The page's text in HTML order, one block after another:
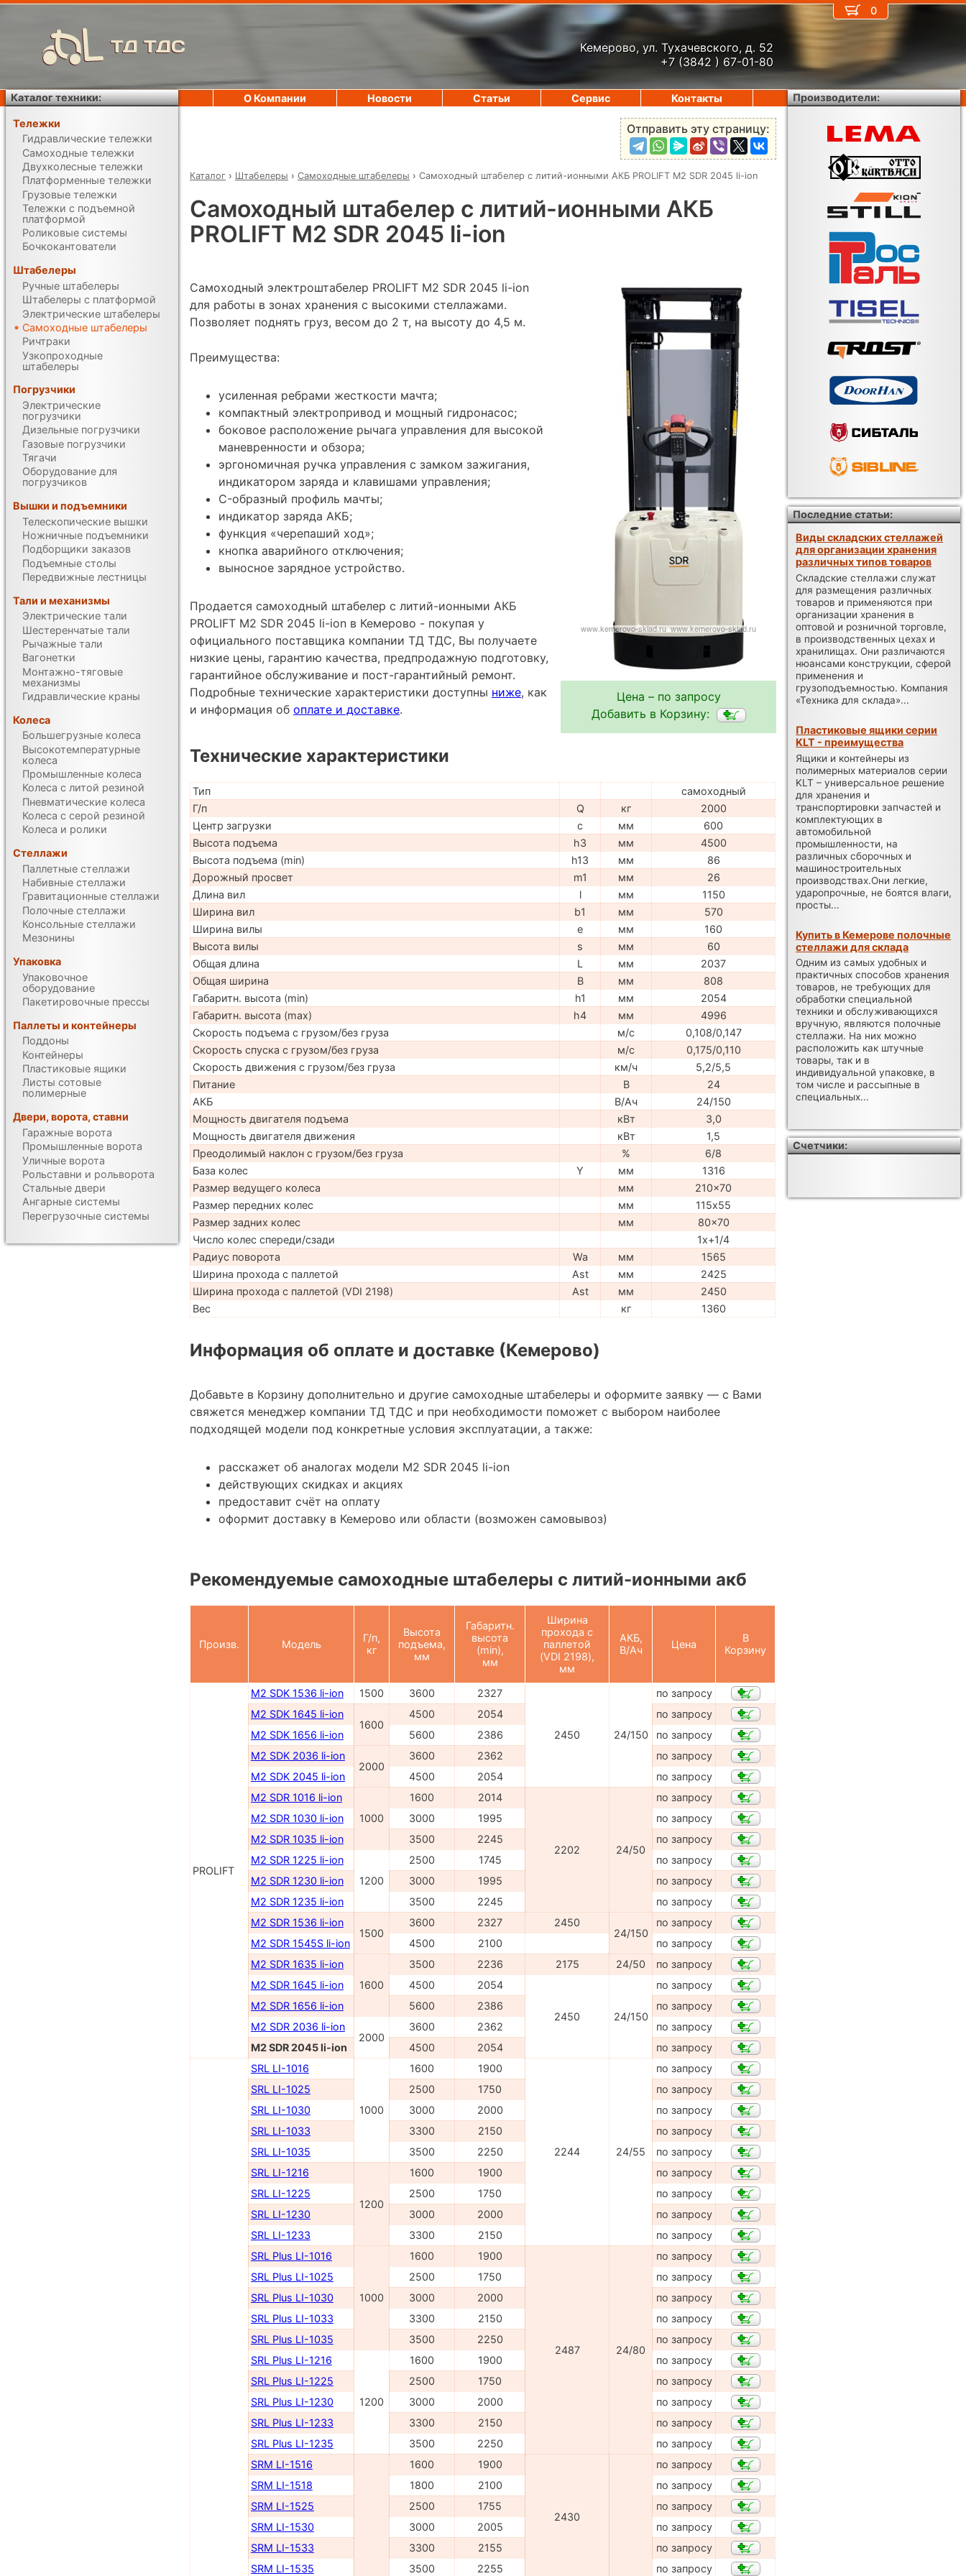
ТД ТДС
Кемерово, ул. Тухачевского, д. 52
+7 (3842 ) 67-01-80
Отправить эту страницу:
Каталог › Штабелеры › Самоходные штабелеры › Самоходный штабелер с литий-ионными АКБ PROLIFT M2 SDR 2045 li-ion
Самоходный штабелер с литий-ионными АКБ
PROLIFT M2 SDR 2045 li-ion
Цена – по запросу
Добавить в Корзину:
Самоходный электроштабелер PROLIFT M2 SDR 2045 li-ion
для работы в зонах хранения с высокими стеллажами.
Позволяет поднять груз, весом до 2 т, на высоту до 4,5 м.
Преимущества:
усиленная ребрами жесткости мачта;
компактный электропривод и мощный гидронасос;
боковое расположение рычага управления для высокой
маневренности и обзора;
эргономичная ручка управления с замком зажигания,
индикатором заряда и клавишами управления;
C-образный профиль мачты;
индикатор заряда АКБ;
функция «черепаший ход»;
кнопка аварийного отключения;
выносное зарядное устройство.
Продается самоходный штабелер с литий-ионными АКБ
PROLIFT M2 SDR 2045 li-ion в Кемерово - покупая у
официального поставщика компании ТД ТДС, Вы получаете
низкие цены, гарантию качества, предпродажную подготовку,
гарантийное обслуживание и пост-гарантийный ремонт.
Подробные технические характеристики доступны ниже, как
и информация об оплате и доставке.
Технические характеристики
Тип
самоходный
Г/п
Q кг
2000
Центр загрузки
c мм
600
Высота подъема
h3 мм
4500
Высота подъема (min)
h13 мм
86
Дорожный просвет
m1 мм
26
Длина вил
l мм
1150
Ширина вил
b1 мм
570
Ширина вилы
e мм
160
Высота вилы
s мм
60
Общая длина
L мм
2037
Общая ширина
B мм
808
Габаритн. высота (min)
h1 мм
2054
Габаритн. высота (max)
h4 мм
4996
Скорость подъема с грузом/без груза
м/с
0,108/0,147
Скорость спуска с грузом/без груза
м/с
0,175/0,110
Скорость движения с грузом/без груза
км/ч
5,2/5,5
Питание
В
24
АКБ
В/Ач
24/150
Мощность двигателя подъема
кВт
3,0
Мощность двигателя движения
кВт
1,5
Преодолимый наклон с грузом/без груза
%
6/8
База колес
Y мм
1316
Размер ведущего колеса
мм
210x70
Размер передних колес
мм
115х55
Размер задних колес
мм
80x70
Число колес спереди/сзади
1x+1/4
Радиус поворота
Wa мм
1565
Ширина прохода с паллетой
Ast мм
2425
Ширина прохода с паллетой (VDI 2198)
Ast мм
2450
Вес
кг 1360
Информация об оплате и доставке (Кемерово)
Добавьте в Корзину дополнительно и другие самоходные штабелеры и оформите заявку — с Вами
свяжется менеджер компании ТД ТДС и при необходимости поможет с выбором наиболее
подходящей модели под конкретные условия эксплуатации, а также:
расскажет об аналогах модели M2 SDR 2045 li-ion
действующих скидках и акциях
предоставит счёт на оплату
оформит доставку в Кемерово или области (возможен самовывоз)
Рекомендуемые самоходные штабелеры с литий-ионными акб
Произв. Модель
Г/п,
кг
Высота
подъема,
мм
Габаритн.
высота
(min),
мм
Ширина
прохода с
паллетой
(VDI 2198),
мм
АКБ,
В/Ач
Цена
В
Корзину
PROLIFT
M2 SDK 1536 li-ion 1500 3600 2327
2450 24/150
по запросу
M2 SDK 1645 li-ion
1600
4500 2054
по запросу
M2 SDK 1656 li-ion
5600 2386
по запросу
M2 SDK 2036 li-ion
2000
3600 2362
по запросу
M2 SDK 2045 li-ion
4500 2054
по запросу
M2 SDR 1016 li-ion
1000
1600 2014
2202 24/50
по запросу
M2 SDR 1030 li-ion
3000 1995
по запросу
M2 SDR 1035 li-ion
3500 2245
по запросу
M2 SDR 1225 li-ion
1200
2500 1745
по запросу
M2 SDR 1230 li-ion
3000 1995
по запросу
M2 SDR 1235 li-ion
3500 2245
по запросу
M2 SDR 1536 li-ion
1500
3600 2327
2450
24/150
по запросу
M2 SDR 1545S li-ion
4500 2100
по запросу
M2 SDR 1635 li-ion
1600
3500 2236 2175 24/50
по запросу
M2 SDR 1645 li-ion
4500 2054
2450 24/150
по запросу
M2 SDR 1656 li-ion
5600 2386
по запросу
M2 SDR 2036 li-ion
2000
3600 2362
по запросу
M2 SDR 2045 li-ion
4500 2054
по запросу
SRL LI-1016
1000
1600 1900
2244 24/55
по запросу
SRL LI-1025
2500 1750
по запросу
SRL LI-1030
3000 2000
по запросу
SRL LI-1033
3300 2150
по запросу
SRL LI-1035
3500 2250
по запросу
SRL LI-1216
1200
1600 1900
по запросу
SRL LI-1225
2500 1750
по запросу
SRL LI-1230
3000 2000
по запросу
SRL LI-1233
3300 2150
по запросу
SRL Plus LI-1016
1000
1600 1900
2487 24/80
по запросу
SRL Plus LI-1025
2500 1750
по запросу
SRL Plus LI-1030
3000 2000
по запросу
SRL Plus LI-1033
3300 2150
по запросу
SRL Plus LI-1035
3500 2250
по запросу
SRL Plus LI-1216
1200
1600 1900
по запросу
SRL Plus LI-1225
2500 1750
по запросу
SRL Plus LI-1230
3000 2000
по запросу
SRL Plus LI-1233
3300 2150
по запросу
SRL Plus LI-1235
3500 2250
по запросу
SRM LI-1516
1600 1900
2430
по запросу
SRM LI-1518
1800 2100
по запросу
SRM LI-1525
2500 1755
по запросу
SRM LI-1530
3000 2005
по запросу
SRM LI-1533
3300 2155
по запросу
SRM LI-1535
3500 2255 по запросу
0
О Компании Новости Статьи Сервис Контакты
Каталог техники:
Тележки
Гидравлические тележки
Самоходные тележки
Двухколесные тележки
Платформенные тележки
Грузовые тележки
Тележки с подъемной
платформой
Роликовые системы
Бочкокантователи
Штабелеры
Ручные штабелеры
Штабелеры с платформой
Электрические штабелеры
Самоходные штабелеры
Ричтраки
Узкопроходные
штабелеры
Погрузчики
Электрические
погрузчики
Дизельные погрузчики
Газовые погрузчики
Тягачи
Оборудование для
погрузчиков
Вышки и подъемники
Телескопические вышки
Ножничные подъемники
Подборщики заказов
Подъемные столы
Передвижные лестницы
Тали и механизмы
Электрические тали
Шестеренчатые тали
Рычажные тали
Вагонетки
Монтажно-тяговые
механизмы
Гидравлические краны
Колеса
Большегрузные колеса
Высокотемпературные
колеса
Промышленные колеса
Колеса с литой резиной
Пневматические колеса
Колеса с серой резиной
Колеса и ролики
Стеллажи
Паллетные стеллажи
Набивные стеллажи
Гравитационные стеллажи
Полочные стеллажи
Консольные стеллажи
Мезонины
Упаковка
Упаковочное
оборудование
Пакетировочные прессы
Паллеты и контейнеры
Поддоны
Контейнеры
Пластиковые ящики
Листы сотовые
полимерные
Двери, ворота, ставни
Гаражные ворота
Промышленные ворота
Уличные ворота
Рольставни и рольворота
Стальные двери
Ангарные системы
Перегрузочные системы
Производители:
Последние статьи:
Виды складских стеллажей
для организации хранения
различных типов товаров
Складские стеллажи служат
для размещения различных
товаров и применяются при
организации хранения в
оптовой и розничной торговле,
в производственных цехах и
хранилищах. Они различаются
нюансами конструкции, сферой
применения и
грузоподъемностью. Компания
«Техника для склада»...
Пластиковые ящики серии
KLT - преимущества
Ящики и контейнеры из
полимерных материалов серии
KLT – универсальное решение
для хранения и
транспортировки запчастей и
комплектующих в
автомобильной
промышленности, на
различных сборочных и
машиностроительных
производствах.Они легкие,
ударопрочные, не боятся влаги,
просты...
Купить в Кемерове полочные
стеллажи для склада
Одним из самых удобных и
практичных способов хранения
товаров, не требующих для
обработки специальной
техники и обслуживающихся
вручную, являются полочные
стеллажи. На них можно
расположить как штучные
товары, так и в
индивидуальной упаковке, в
том числе и рассыпные в
специальных...
Счетчики: